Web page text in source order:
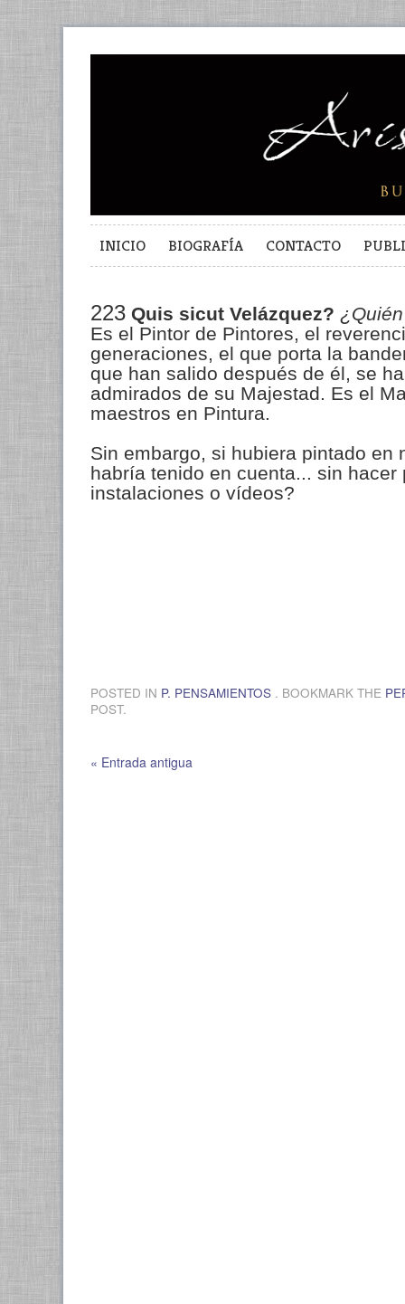
INICIO BIOGRAFÍA CONTACTO
223 Quis sicut Velázquez?
Es el Pintor de Pintores, el
generaciones, el que porta la
que han salido después de él, se
admirados de su Majestad. Es el
maestros en Pintura.
Sin embargo, si hubiera pintado en
habría tenido en cuenta... sin hacer
instalaciones o vídeos?
POSTED IN P. PENSAMIENTOS . BOOKMARK THE
POST.
« Entrada antigua